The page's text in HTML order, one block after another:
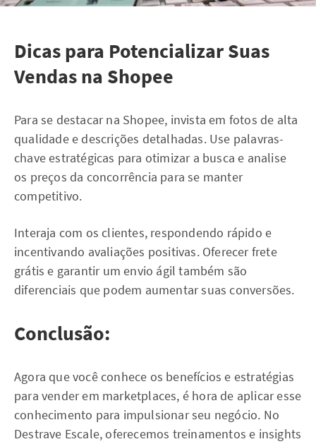
Dicas para Potencializar Suas
Vendas na Shopee
Para se destacar na Shopee, invista em fotos de alta
qualidade e descrições detalhadas. Use palavras-
chave estratégicas para otimizar a busca e analise
os preços da concorrência para se manter
competitivo.
Interaja com os clientes, respondendo rápido e
incentivando avaliações positivas. Oferecer frete
grátis e garantir um envio ágil também são
diferenciais que podem aumentar suas conversões.
Conclusão:
Agora que você conhece os benefícios e estratégias
para vender em marketplaces, é hora de aplicar esse
conhecimento para impulsionar seu negócio. No
Destrave Escale, oferecemos treinamentos e insights